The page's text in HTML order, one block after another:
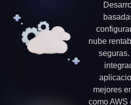
nube
mejores
como AWS